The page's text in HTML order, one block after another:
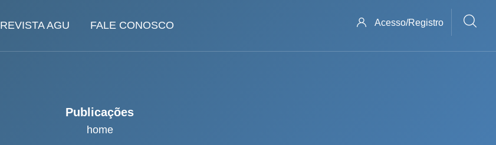
REVISTA AGU FALE CONOSCO Acesso/Registro
Publicações
home